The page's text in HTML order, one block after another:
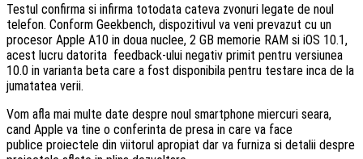
Testul confirma si infirma totodata cateva zvonuri legate de noul
telefon. Conform Geekbench, dispozitivul va veni prevazut cu un
procesor Apple A10 in doua nuclee, 2 GB memorie RAM si iOS 10.1,
acest lucru datorita feedback-ului negativ primit pentru versiunea
10.0 in varianta beta care a fost disponibila pentru testare inca de la
jumatatea verii.
Vom afla mai multe date despre noul smartphone miercuri seara,
cand Apple va tine o conferinta de presa in care va face
publice proiectele din viitorul apropiat dar va furniza si detalii despre